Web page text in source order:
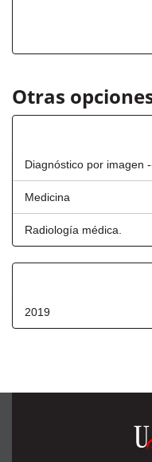
Otras
Diagnóstico por imagen
Medicina
Radiología médica.
2019